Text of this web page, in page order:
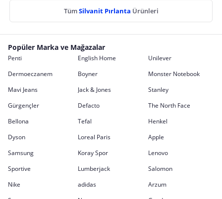
TümSilvanit Pırlanta Ürünleri
Popüler Marka ve Mağazalar
Penti English Home
Unilever
Dermoeczanem
Boyner
Monster Notebook
Mavi Jeans
Jack & Jones
Stanley
Gürgençler
Defacto
The North Face
Bellona
Tefal
Henkel
Dyson
Loreal Paris
Apple
Samsung
Koray Spor
Lenovo
Sportive
Lumberjack
Salomon
Nike
adidas
Arzum